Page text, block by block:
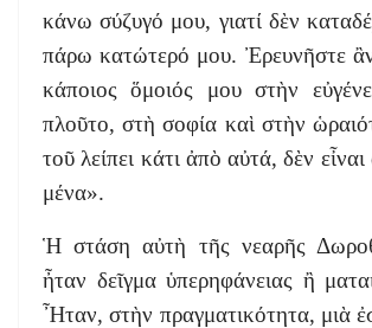
κάνω σύζυγό μου, γιατί δὲν
πάρω κατώτερό μου. Ἐρευνῆστε
κάποιος ὅμοιός μου στὴν
πλοῦτο, στὴ σοφία καὶ στὴν
τοῦ λείπει κάτι ἀπὸ αὐτά, δὲν εἶναι
μένα».
Ἡ στάση αὐτὴ τῆς νεαρῆς
ἦταν δεῖγμα ὑπερηφάνειας ἢ
Ἦταν, στὴν πραγματικότητα, μιὰ